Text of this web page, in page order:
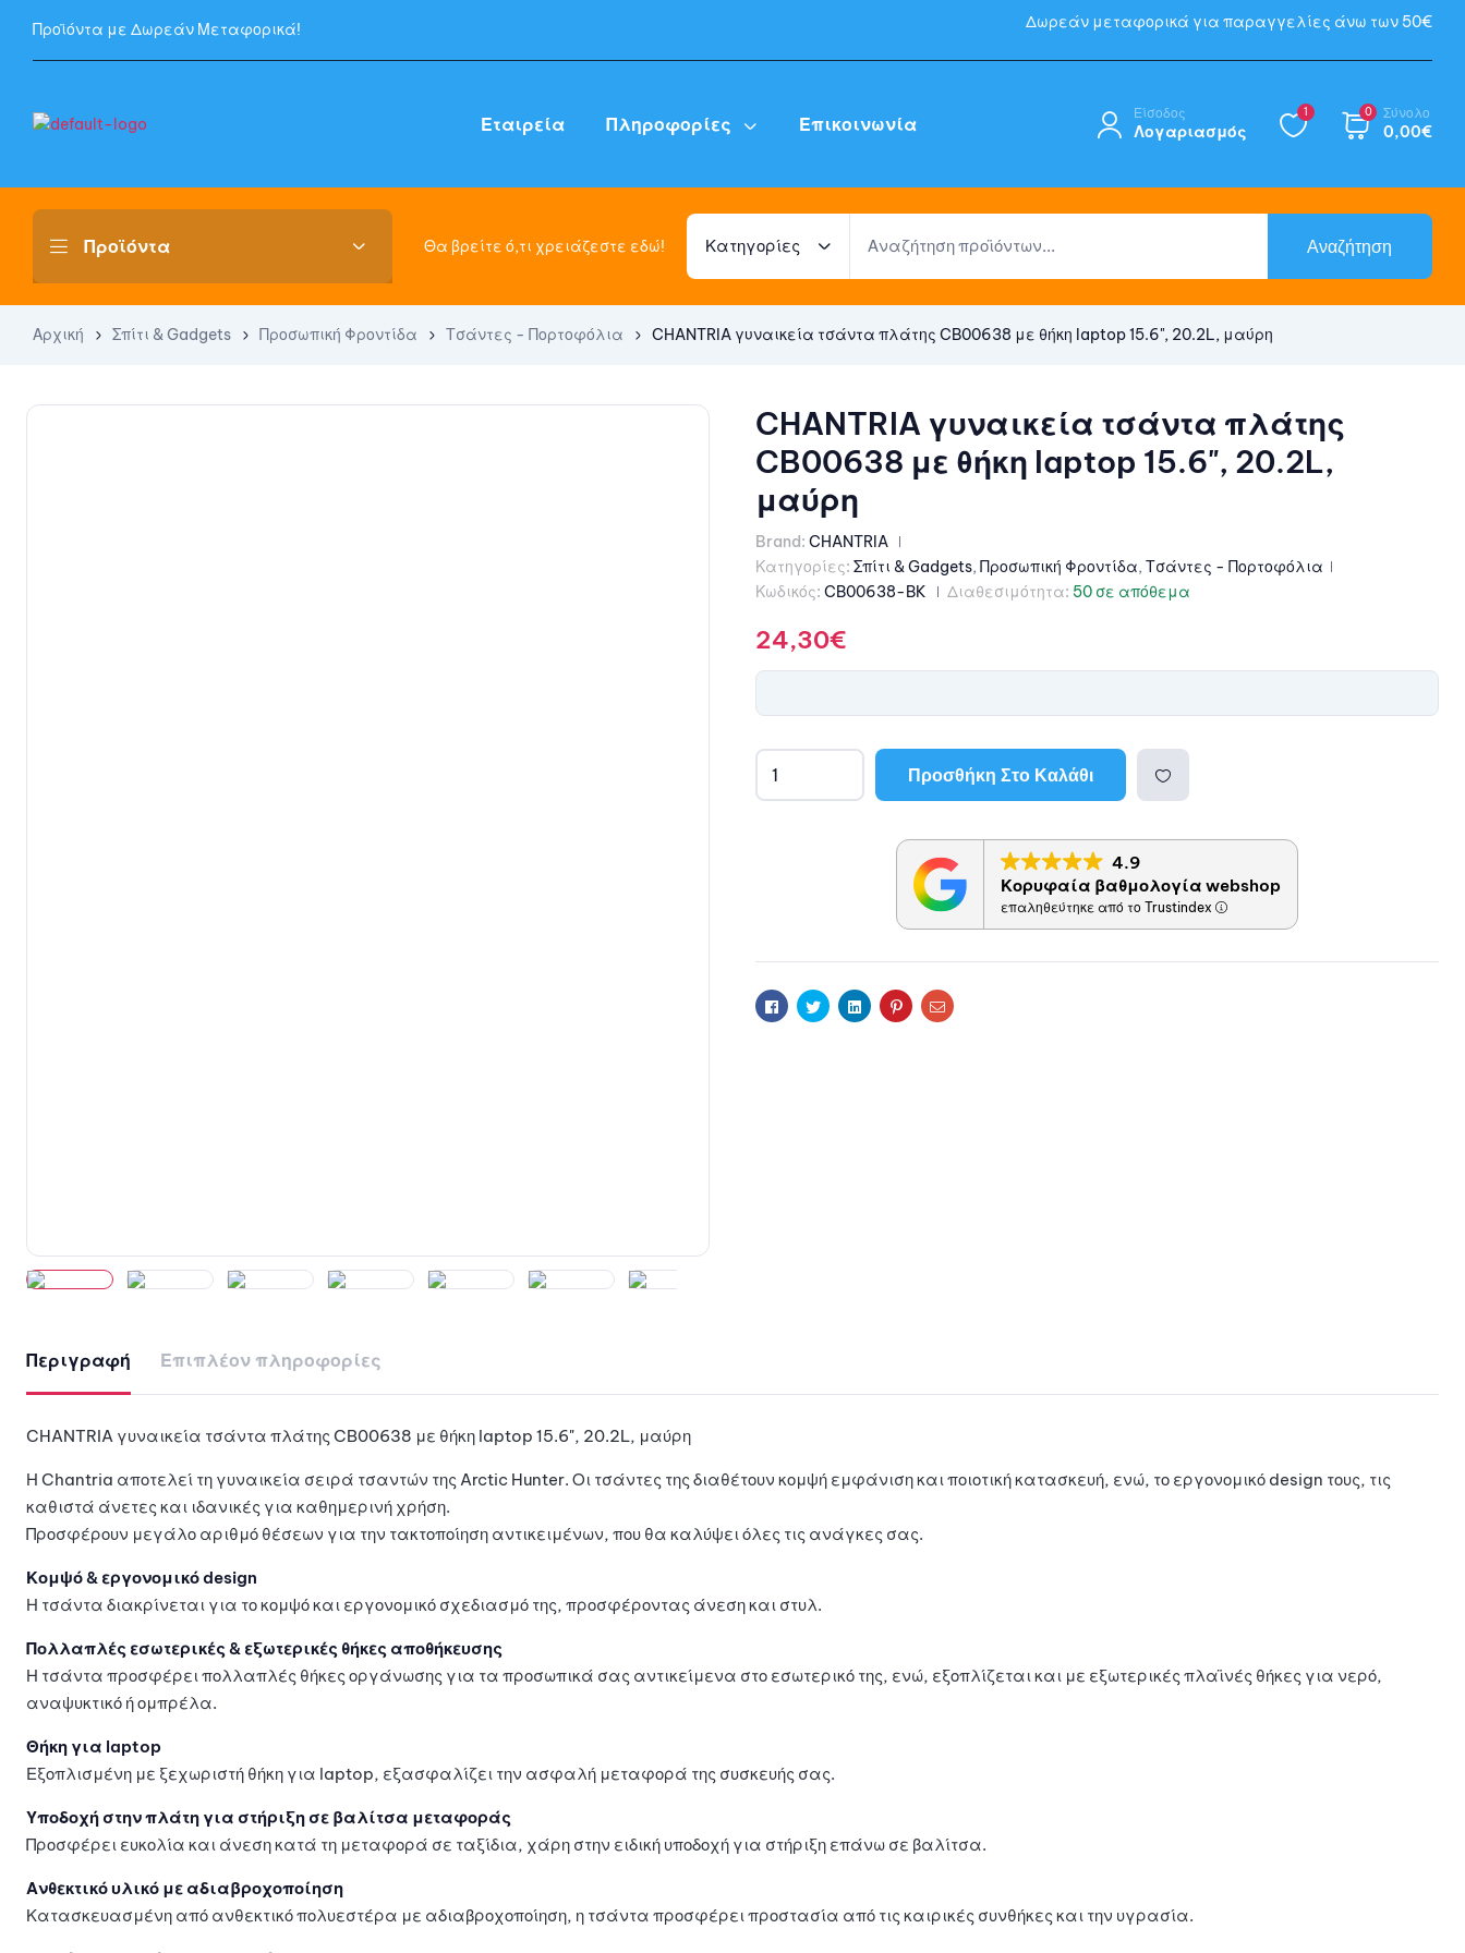
Προϊόντα με Δωρεάν Μεταφορικά! Δωρεάν μεταφορικά για παραγγελίες άνω των 50€
Εταιρεία Πληροφορίες Επικοινωνία
Είσοδος
Λογαριασμός
1 0 Σύνολο
0,00€
Θα βρείτε ό,τι χρειάζεστε εδώ! Κατηγορίες Αναζήτηση
Αρχική Σπίτι & Gadgets Προσωπική Φροντίδα Τσάντες - Πορτοφόλια CHANTRIA γυναικεία τσάντα πλάτης CB00638 με θήκη laptop 15.6", 20.2L, μαύρη
CHANTRIA γυναικεία τσάντα πλάτης
CB00638 με θήκη laptop 15.6", 20.2L,
μαύρη
Brand: CHANTRIA
Κατηγορίες: Σπίτι & Gadgets, Προσωπική Φροντίδα, Τσάντες - Πορτοφόλια
Κωδικός: CB00638-BK Διαθεσιμότητα: 50 σε απόθεμα
24,30€
Προσθήκη Στο Καλάθι
ήκη
στη
v
4.9
Κορυφαία βαθμολογία webshop
επαληθεύτηκε από το Trustindex
Facebook
TwitterLinkedinPinterestEmail
Περιγραφή Επιπλέον πληροφορίες
CHANTRIA γυναικεία τσάντα πλάτης CB00638 με θήκη laptop 15.6", 20.2L, μαύρη
Η Chantria αποτελεί τη γυναικεία σειρά τσαντών της Arctic Hunter. Οι τσάντες της διαθέτουν κομψή εμφάνιση και ποιοτική κατασκευή, ενώ, το εργονομικό design τους, τις
καθιστά άνετες και ιδανικές για καθημερινή χρήση.
Προσφέρουν μεγάλο αριθμό θέσεων για την τακτοποίηση αντικειμένων, που θα καλύψει όλες τις ανάγκες σας.
Κομψό & εργονομικό design
Η τσάντα διακρίνεται για το κομψό και εργονομικό σχεδιασμό της, προσφέροντας άνεση και στυλ.
Πολλαπλές εσωτερικές & εξωτερικές θήκες αποθήκευσης
Η τσάντα προσφέρει πολλαπλές θήκες οργάνωσης για τα προσωπικά σας αντικείμενα στο εσωτερικό της, ενώ, εξοπλίζεται και με εξωτερικές πλαϊνές θήκες για νερό,
αναψυκτικό ή ομπρέλα.
Θήκη για laptop
Εξοπλισμένη με ξεχωριστή θήκη για laptop, εξασφαλίζει την ασφαλή μεταφορά της συσκευής σας.
Υποδοχή στην πλάτη για στήριξη σε βαλίτσα μεταφοράς
Προσφέρει ευκολία και άνεση κατά τη μεταφορά σε ταξίδια, χάρη στην ειδική υποδοχή για στήριξη επάνω σε βαλίτσα.
Ανθεκτικό υλικό με αδιαβροχοποίηση
Κατασκευασμένη από ανθεκτικό πολυεστέρα με αδιαβροχοποίηση, η τσάντα προσφέρει προστασία από τις καιρικές συνθήκες και την υγρασία.